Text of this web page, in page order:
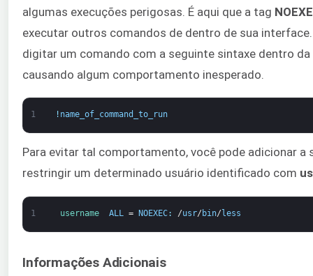
algumas execuções perigosas. É aqui que a tag
executar outros comandos de dentro de sua
digitar um comando com a seguinte sintaxe dentro
causando algum comportamento inesperado.
1 ! name_of_command_to_run
Para evitar tal comportamento, você pode adicionar
restringir um determinado usuário identificado com
1 username ALL = NOEXEC: /usr/ bin/less
Informações Adicionais